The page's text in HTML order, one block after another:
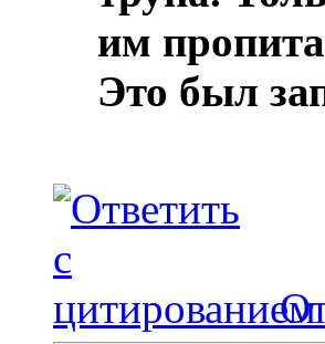
им
Это был